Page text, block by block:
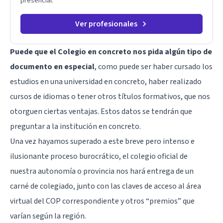
Ver profesionales
Puede que el Colegio en concreto nos pida algún tipo de
documento en especial, como puede ser haber cursado los
estudios en una universidad en concreto, haber realizado
cursos de idiomas o tener otros títulos formativos, que nos
otorguen ciertas ventajas. Estos datos se tendrán que
preguntar a la institución en concreto.
Una vez hayamos superado a este breve pero intenso e
ilusionante proceso burocrático, el colegio oficial de
nuestra autonomía o provincia nos hará entrega de un
carné de colegiado, junto con las claves de acceso al área
virtual del COP correspondiente y otros “premios” que
varían según la región.